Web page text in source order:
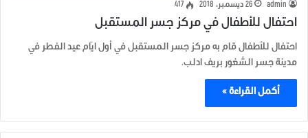
admin 26 ديسمبر، 2018 417
احتفال للأطفال في مركز جسر المستقبل
احتفال للأطفال قام به مركز جسر المستقبل في أول ايّام عيد الفطر في
مدينة جسر الشغور بريف ادلب.
أكمل القراءة »